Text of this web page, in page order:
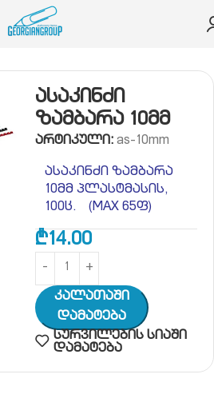
ასაკინძი ზამბარა
ასაკინძი
ზამბარა 10მმ
არტიკული: as-10mm
ასაკინძი ზამბარა
10მმ პლასტმასის,
100ც. (MAX 65ფ)
₾14.00
Კალათაში
Დამატება
სურვილების სიაში
დამატება